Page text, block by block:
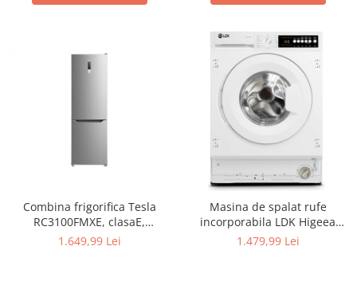
Combina frigorifica Tesla
RC3100FMXE, clasaE,
310LTotal No Frost, Display
1.649,99 Lei
Masina de spalat rufe
incorporabila LDK Higeea
812DD BI, 8 Kg, Clasa D, 1200
1.479,99 Lei